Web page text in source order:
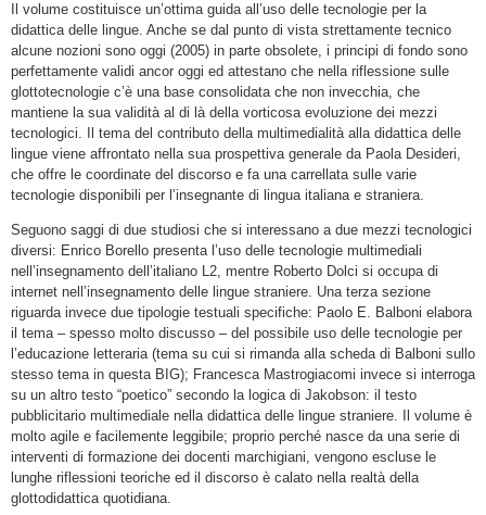
Il volume costituisce un’ottima guida all’uso delle tecnologie per la
didattica delle lingue. Anche se dal punto di vista strettamente tecnico
alcune nozioni sono oggi (2005) in parte obsolete, i principi di fondo sono
perfettamente validi ancor oggi ed attestano che nella riflessione sulle
glottotecnologie c’è una base consolidata che non invecchia, che
mantiene la sua validità al di là della vorticosa evoluzione dei mezzi
tecnologici. Il tema del contributo della multimedialità alla didattica delle
lingue viene affrontato nella sua prospettiva generale da Paola Desideri,
che offre le coordinate del discorso e fa una carrellata sulle varie
tecnologie disponibili per l’insegnante di lingua italiana e straniera.
Seguono saggi di due studiosi che si interessano a due mezzi tecnologici
diversi: Enrico Borello presenta l’uso delle tecnologie multimediali
nell’insegnamento dell’italiano L2, mentre Roberto Dolci si occupa di
internet nell’insegnamento delle lingue straniere. Una terza sezione
riguarda invece due tipologie testuali specifiche: Paolo E. Balboni elabora
il tema – spesso molto discusso – del possibile uso delle tecnologie per
l’educazione letteraria (tema su cui si rimanda alla scheda di Balboni sullo
stesso tema in questa BIG); Francesca Mastrogiacomi invece si interroga
su un altro testo “poetico” secondo la logica di Jakobson: il testo
pubblicitario multimediale nella didattica delle lingue straniere. Il volume è
molto agile e facilemente leggibile; proprio perché nasce da una serie di
interventi di formazione dei docenti marchigiani, vengono escluse le
lunghe riflessioni teoriche ed il discorso è calato nella realtà della
glottodidattica quotidiana.